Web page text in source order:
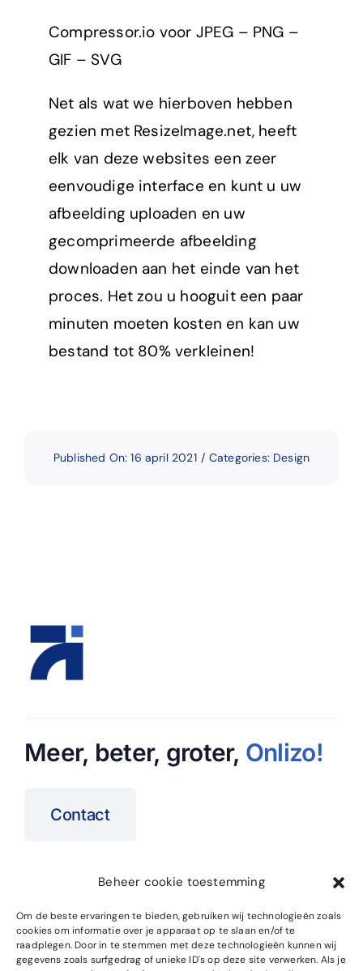
Beheer cookie toestemming
Om de beste ervaringen te bieden, gebruiken wij technologieën zoals
cookies om informatie over je apparaat op te slaan en/of te
raadplegen. Door in te stemmen met deze technologieën kunnen wij
gegevens zoals surfgedrag of unieke ID's op deze site verwerken. Als je
Compressor.io voor JPEG – PNG –
GIF – SVG
Net als wat we hierboven hebben
gezien met ResizeImage.net, heeft
elk van deze websites een zeer
eenvoudige interface en kunt u uw
afbeelding uploaden en uw
gecomprimeerde afbeelding
downloaden aan het einde van het
proces. Het zou u hooguit een paar
minuten moeten kosten en kan uw
bestand tot 80% verkleinen!
Published On: 16 april 2021 / Categories: Design
Meer, beter, groter, Onlizo!
Contact
Over ons Website Onderhoud